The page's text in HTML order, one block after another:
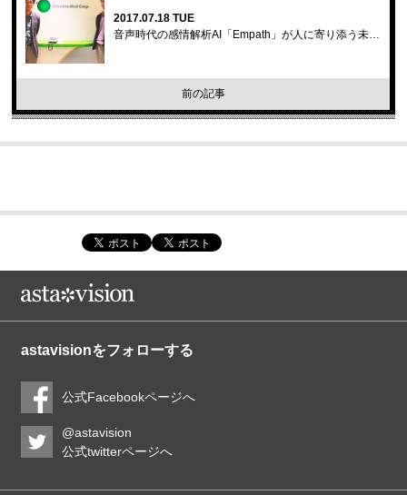
2017.07.18 TUE
音声時代の感情解析AI「Empath」が人に寄り添う未…
前の記事
astavisionをフォローする
公式Facebookページへ
@astavision
公式twitterページへ